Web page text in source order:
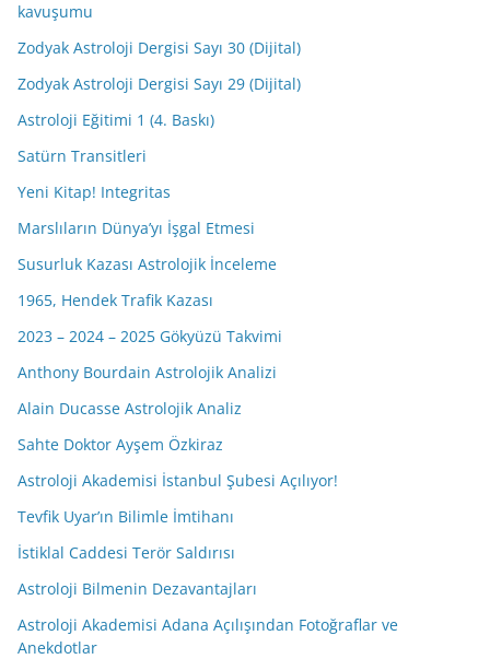
kavuşumu
Zodyak Astroloji Dergisi Sayı 30 (Dijital)
Zodyak Astroloji Dergisi Sayı 29 (Dijital)
Astroloji Eğitimi 1 (4. Baskı)
Satürn Transitleri
Yeni Kitap! Integritas
Marslıların Dünya’yı İşgal Etmesi
Susurluk Kazası Astrolojik İnceleme
1965, Hendek Trafik Kazası
2023 – 2024 – 2025 Gökyüzü Takvimi
Anthony Bourdain Astrolojik Analizi
Alain Ducasse Astrolojik Analiz
Sahte Doktor Ayşem Özkiraz
Astroloji Akademisi İstanbul Şubesi Açılıyor!
Tevfik Uyar’ın Bilimle İmtihanı
İstiklal Caddesi Terör Saldırısı
Astroloji Bilmenin Dezavantajları
Astroloji Akademisi Adana Açılışından Fotoğraflar ve
Anekdotlar